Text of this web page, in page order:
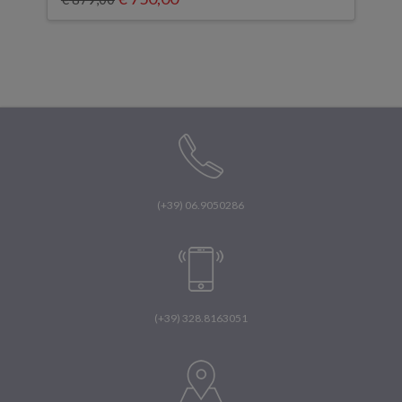
prezzo
prezzo
(+39) 06.9050286
(+39) 328.8163051